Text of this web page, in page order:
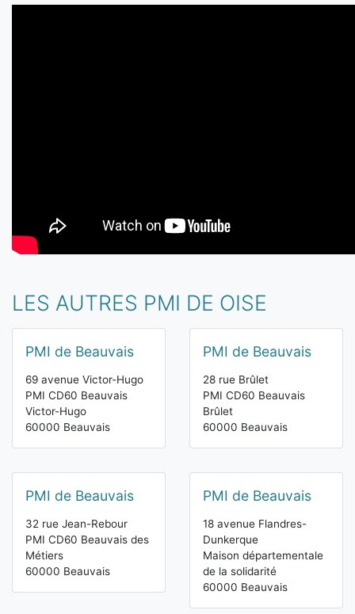
LES AUTRES PMI DE OISE
PMI de Beauvais
69 avenue Victor-Hugo
PMI CD60 Beauvais
Victor-Hugo
60000 Beauvais
PMI de Beauvais
28 rue Brûlet
PMI CD60 Beauvais
Brûlet
60000 Beauvais
PMI de Beauvais
32 rue Jean-Rebour
PMI CD60 Beauvais des
Métiers
60000 Beauvais
PMI de Beauvais
18 avenue Flandres-
Dunkerque
Maison départementale
de la solidarité
60000 Beauvais